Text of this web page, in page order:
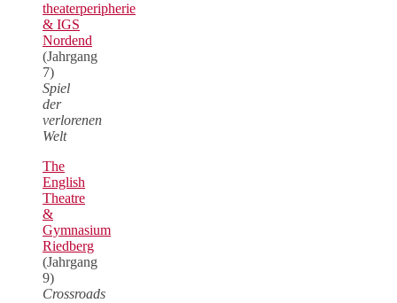
theaterperipherie
& IGS
Nordend
(Jahrgang
7)
Spiel
der
verlorenen
Welt
The
English
Theatre
&
Gymnasium
Riedberg
(Jahrgang
9)
Crossroads